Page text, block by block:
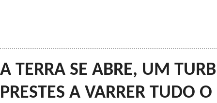
A TERRA SE ABRE, UM
PRESTES A VARRER TUDO